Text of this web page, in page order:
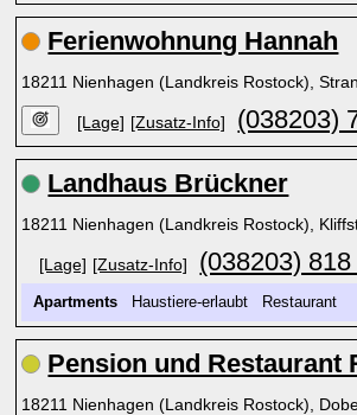
Ferienwohnung Hannah
18211 Nienhagen (Landkreis Rostock),
[Lage] [Zusatz-Info] (038203)
Landhaus Brückner
18211 Nienhagen (Landkreis Rostock),
[Lage] [Zusatz-Info] (038203)
Apartments Haustiere-erlaubt Restaurant
Pension und Restaurant
18211 Nienhagen (Landkreis Rostock),